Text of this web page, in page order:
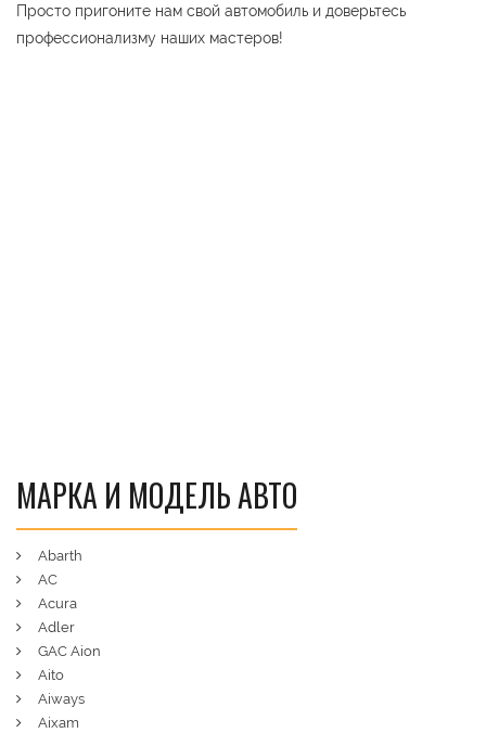
Просто пригоните нам свой автомобиль и доверьтесь
профессионализму наших мастеров!
МАРКА И МОДЕЛЬ АВТО
Abarth
AC
Acura
Adler
GAC Aion
Aito
Aiways
Aixam